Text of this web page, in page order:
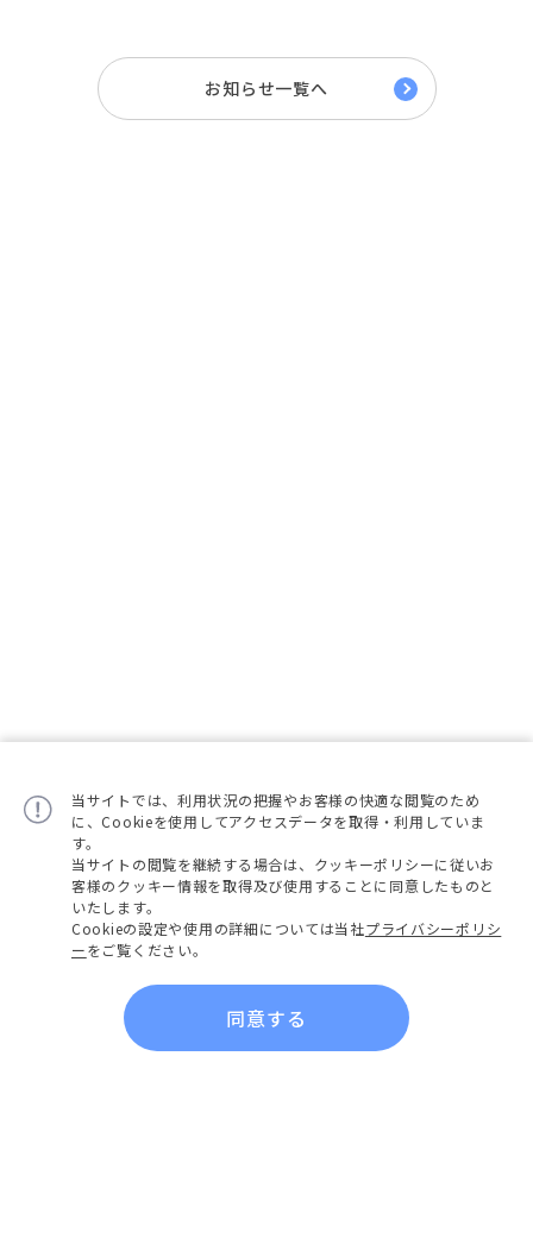
お知らせ一覧へ
当サイトでは、利用状況の把握やお客様の快適な閲覧のため
に、Cookieを使用してアクセスデータを取得・利用していま
す。
当サイトの閲覧を継続する場合は、クッキーポリシーに従いお
客様のクッキー情報を取得及び使用することに同意したものと
いたします。
Cookieの設定や使用の詳細については当社プライバシーポリシ
ーをご覧ください。
同意する